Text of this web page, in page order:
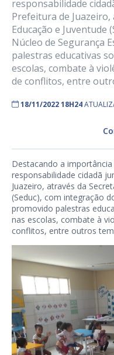
responsabilidade
Prefeitura de Juazeiro,
Educação e Juventude
Núcleo de Segurança
palestras educativas
escolas, combate à
de conflitos, entre
18/11/2022 18H24
Destacando a
responsabilidade cidadã
Juazeiro, através da
(Seduc), com integração
promovido palestras
nas escolas, combate à
conflitos, entre outros